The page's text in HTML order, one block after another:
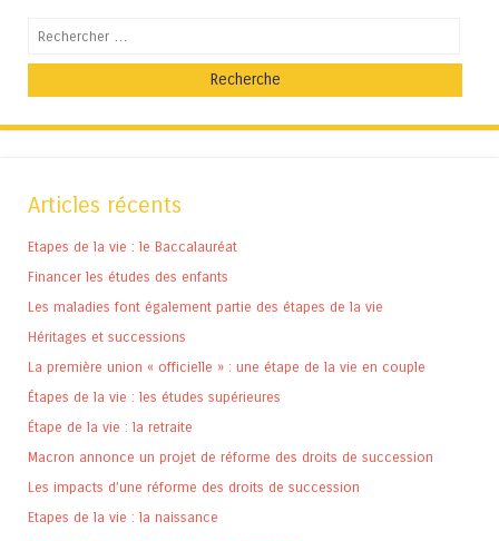
Recherche
Articles récents
Etapes de la vie : le Baccalauréat
Financer les études des enfants
Les maladies font également partie des étapes de la vie
Héritages et successions
La première union « officielle » : une étape de la vie en couple
Étapes de la vie : les études supérieures
Étape de la vie : la retraite
Macron annonce un projet de réforme des droits de succession
Les impacts d’une réforme des droits de succession
Etapes de la vie : la naissance